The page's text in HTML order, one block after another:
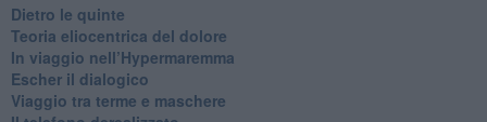
​Dietro le quinte
​Teoria eliocentrica del dolore
In viaggio nell’Hypermaremma
​Escher il dialogico
​Viaggio tra terme e maschere